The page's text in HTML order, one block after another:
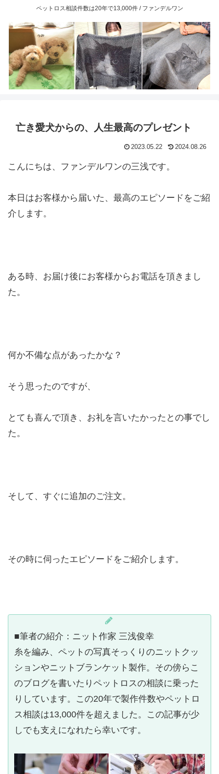
ペットロス相談件数は20年で13,000件 / ファンデルワン
亡き愛犬からの、人生最高のプレゼント
2023.05.22 2024.08.26
こんにちは、ファンデルワンの三浅です。
本日はお客様から届いた、最高のエピソードをご紹
介します。
ある時、お届け後にお客様からお電話を頂きまし
た。
何か不備な点があったかな？
そう思ったのですが、
とても喜んで頂き、お礼を言いたかったとの事でし
た。
そして、すぐに追加のご注文。
その時に伺ったエピソードをご紹介します。
■筆者の紹介：ニット作家 三浅俊幸
糸を編み、ペットの写真そっくりのニットクッ
ションやニットブランケット製作。その傍らこ
のブログを書いたりペットロスの相談に乗った
りしています。この20年で製作件数やペットロ
ス相談は13,000件を超えました。この記事が少
しでも支えになれたら幸いです。